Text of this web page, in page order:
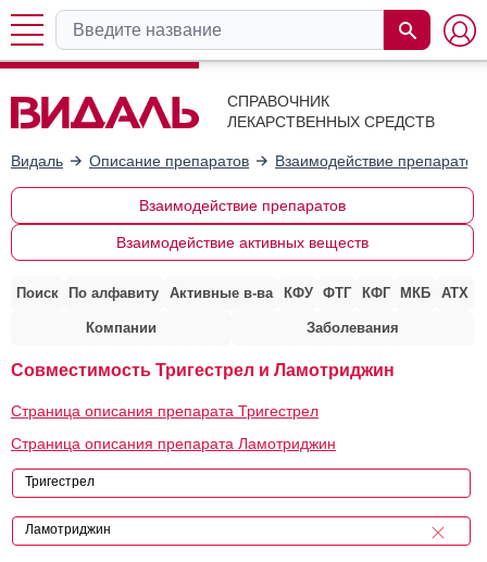
СПРАВОЧНИК
ЛЕКАРСТВЕННЫХ СРЕДСТВ
Видаль Описание препаратов Взаимодействие препаратов
Взаимодействие препаратов
Взаимодействие активных веществ
Поиск По алфавиту Активные в-ва КФУ ФТГ КФГ МКБ АТХ
Компании Заболевания
Совместимость Тригестрел и Ламотриджин
Страница описания препарата Тригестрел
Страница описания препарата Ламотриджин